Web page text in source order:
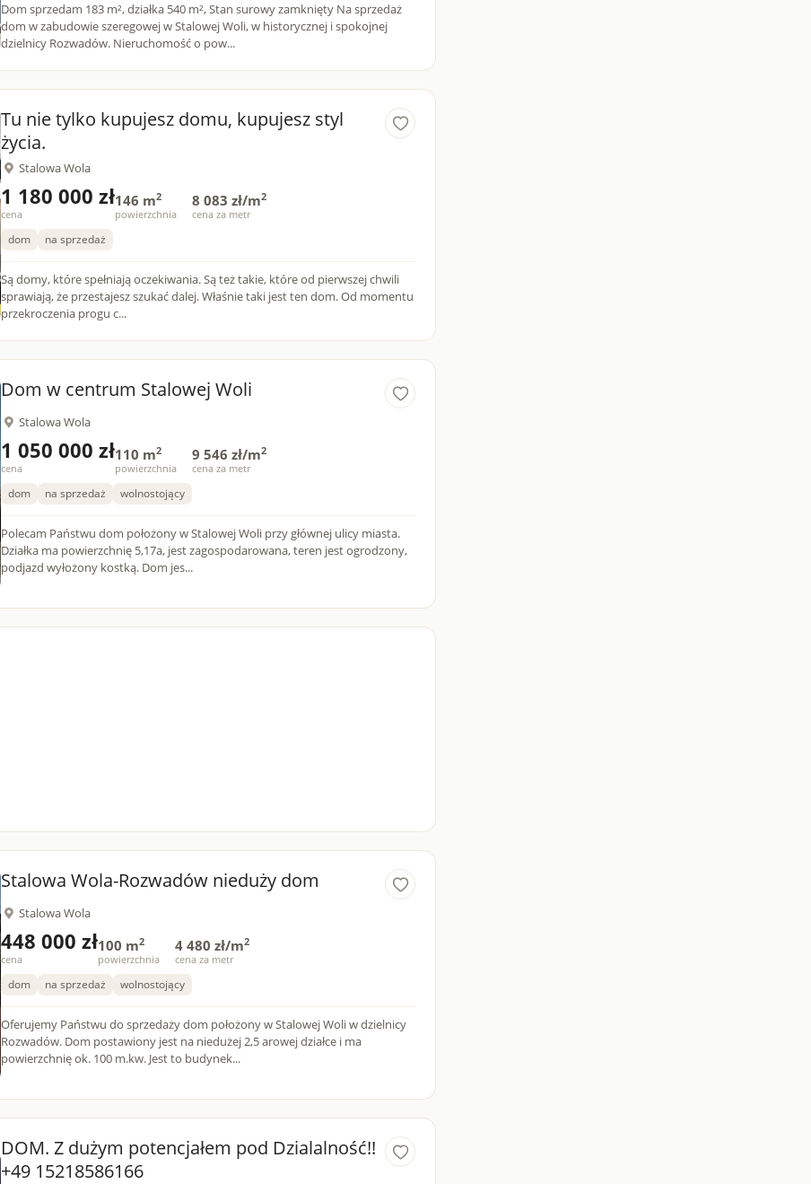
Dom sprzedam 183 m², działka 540 m², Stan surowy zamknięty Na sprzedaż
dom w zabudowie szeregowej w Stalowej Woli, w historycznej i spokojnej
dzielnicy Rozwadów. Nieruchomość o pow...
Tu nie tylko kupujesz domu, kupujesz styl
życia.
Stalowa Wola
1 180 000 zł
cena
146 m2
powierzchnia
8 083 zł/m2
cena za metr
dom na sprzedaż
Są domy, które spełniają oczekiwania. Są też takie, które od pierwszej chwili
sprawiają, że przestajesz szukać dalej. Właśnie taki jest ten dom. Od momentu
przekroczenia progu c...
Dom w centrum Stalowej Woli
Stalowa Wola
1 050 000 zł
cena
110 m2
powierzchnia
9 546 zł/m2
cena za metr
dom na sprzedaż wolnostojący
Polecam Państwu dom położony w Stalowej Woli przy głównej ulicy miasta.
Działka ma powierzchnię 5,17a, jest zagospodarowana, teren jest ogrodzony,
podjazd wyłożony kostką. Dom jes...
Stalowa Wola-Rozwadów nieduży dom
Stalowa Wola
448 000 zł
cena
100 m2
powierzchnia
4 480 zł/m2
cena za metr
dom na sprzedaż wolnostojący
Oferujemy Państwu do sprzedaży dom położony w Stalowej Woli w dzielnicy
Rozwadów. Dom postawiony jest na niedużej 2,5 arowej działce i ma
powierzchnię ok. 100 m.kw. Jest to budynek...
DOM. Z dużym potencjałem pod Dzialalność!!
+49 15218586166